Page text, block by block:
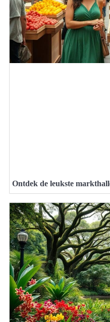
Ontdek de leukste